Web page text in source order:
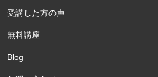
受講した方の声
無料講座
Blog